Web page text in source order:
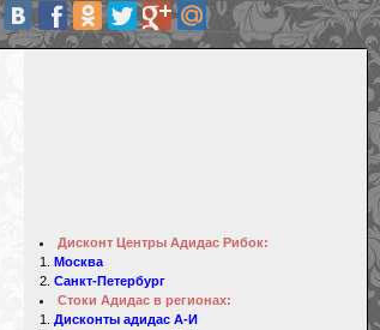
Дисконт Центры Адидас Рибок:
Москва
Санкт-Петербург
Стоки Адидас в регионах:
Дисконты адидас А-И